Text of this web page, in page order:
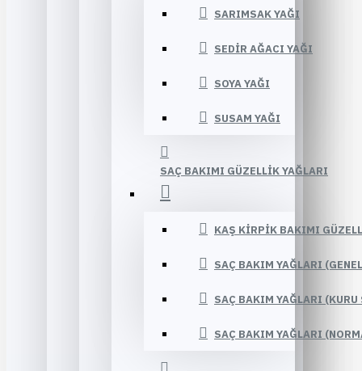
SARIMSAK YAĞI
SEDIR AĞACI YAĞI
SOYA YAĞI
SUSAM YAĞI
SAÇ BAKIMI GÜZELLIK YAĞLARI
KAŞ KIRPIK BAKIMI
SAÇ BAKIM YAĞLARI
SAÇ BAKIM YAĞLARI
SAÇ BAKIM YAĞLARI